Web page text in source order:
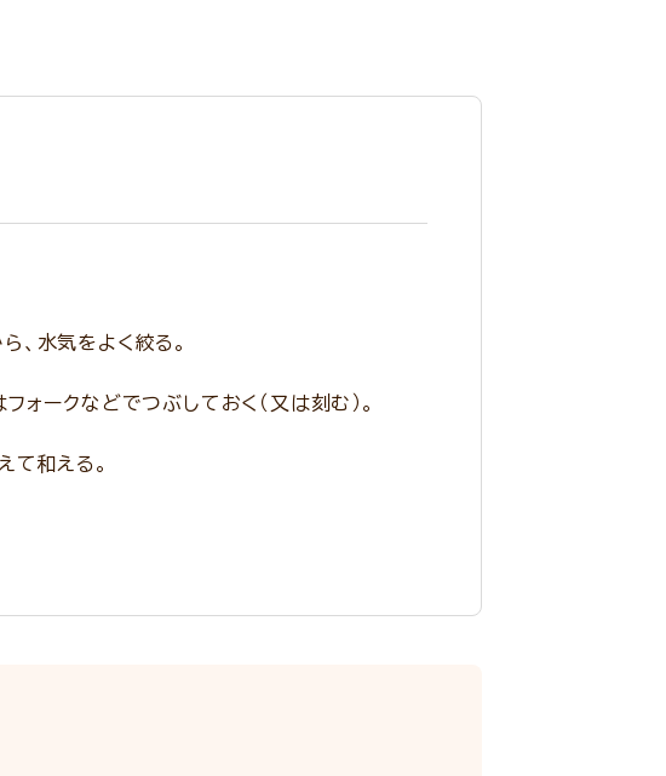
、水気をよく絞る。
ークなどでつぶしておく（又は刻む）。
て和える。